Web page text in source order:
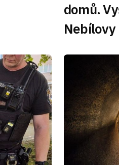
domů.
Nebílovy